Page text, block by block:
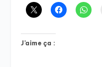
J’aime ça :